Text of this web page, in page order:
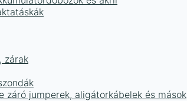
zárak
záró jumperek, aligátorkábelek és mások